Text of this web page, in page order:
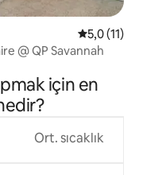
55,0 (11)
@ QP Savannah
için en
Ort. sıcaklık